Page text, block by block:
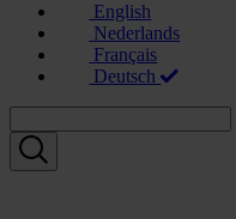
English
Nederlands
Français
Deutsch